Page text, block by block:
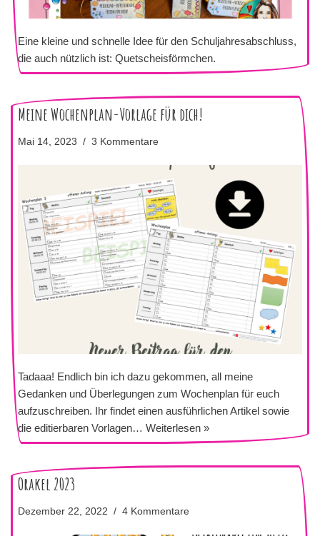
Eine kleine und schnelle Idee für den Schuljahresabschluss,
die auch nützlich ist: Quetscheisförmchen.
Meine Wochenplan-Vorlage für dich!
Mai 14, 2023 3 Kommentare
Tadaaa! Endlich bin ich dazu gekommen, all meine
Gedanken und Überlegungen zum Wochenplan für euch
aufzuschreiben. Ihr findet einen ausführlichen Artikel sowie
die editierbaren Vorlagen… Weiterlesen »
Orakel 2023
Dezember 22, 2022 4 Kommentare